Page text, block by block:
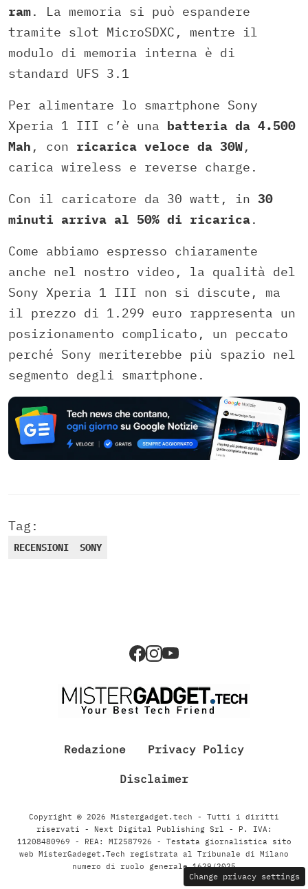
ram. La memoria si può espandere
tramite slot MicroSDXC, mentre il
modulo di memoria interna è di
standard UFS 3.1
Per alimentare lo smartphone Sony
Xperia 1 III c’è una batteria da 4.500
Mah , con ricarica veloce da 30W,
carica wireless e reverse charge.
Con il caricatore da 30 watt, in 30
minuti arriva al 50% di ricarica.
Come abbiamo espresso chiaramente
anche nel nostro video, la qualità del
Sony Xperia 1 III non si discute, ma
il prezzo di 1.299 euro rappresenta un
posizionamento complicato, un peccato
perché Sony meriterebbe più spazio nel
segmento degli smartphone.
Tag:
RECENSIONI SONY
Redazione Privacy Policy
Disclaimer
Copyright © 2026 Mistergadget.tech - Tutti i diritti
riservati - Next Digital Publishing Srl - P. IVA:
11208480969 - REA: MI2587926 - Testata giornalistica sito
web MisterGadeget.Tech registrata al Tribunale di Milano
numero di ruolo generale 1629/2025
Change privacy settings